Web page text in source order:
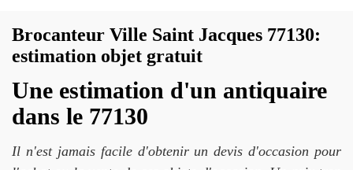
Brocanteur Ville Saint Jacques 77130:
estimation objet gratuit
Une estimation d'un antiquaire
dans le 77130
Il n'est jamais facile d'obtenir un devis d'occasion pour